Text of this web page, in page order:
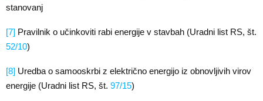
stanovanj
[7] Pravilnik o učinkoviti rabi energije v stavbah (Uradni list RS, št.
52/10)
[8] Uredba o samooskrbi z električno energijo iz obnovljivih virov
energije (Uradni list RS, št. 97/15)